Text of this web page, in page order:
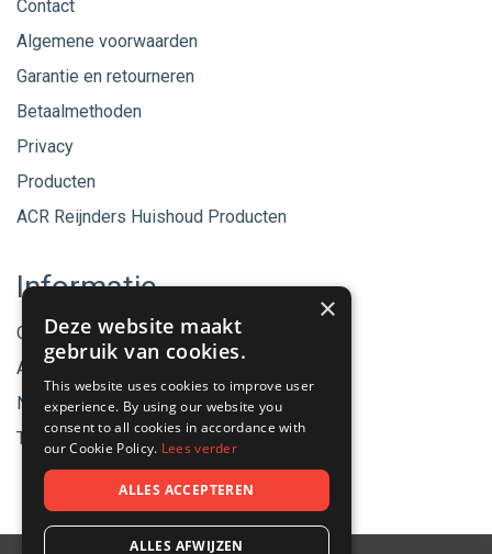
Contact
Algemene voorwaarden
Garantie en retourneren
Betaalmethoden
Privacy
Producten
ACR Reijnders Huishoud Producten
Informatie
Onze merken
Aanbiedingen
Nieuwe producten
Tips & Nieuws
×
Deze website maakt
gebruik van cookies.
This website uses cookies to improve user
experience. By using our website you
consent to all cookies in accordance with
our Cookie Policy. Lees verder
ALLES ACCEPTEREN
ALLES AFWIJZEN